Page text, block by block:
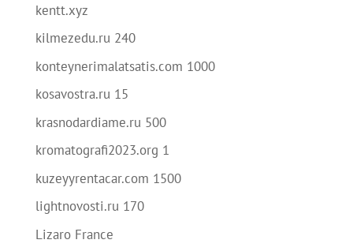
kentt.xyz
kilmezedu.ru 240
konteynerimalatsatis.com 1000
kosavostra.ru 15
krasnodardiame.ru 500
kromatografi2023.org 1
kuzeyyrentacar.com 1500
lightnovosti.ru 170
Lizaro France